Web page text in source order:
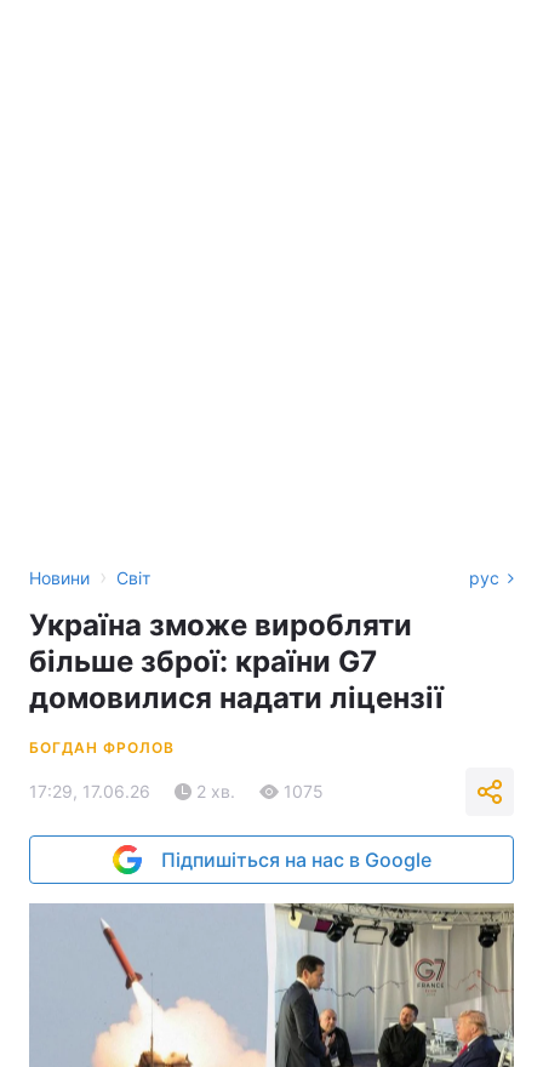
Новини › Світ рус
Україна зможе виробляти
більше зброї: країни G7
домовилися надати ліцензії
БОГДАН ФРОЛОВ
17:29, 17.06.26 2 хв. 1075
Підпишіться на нас в Google